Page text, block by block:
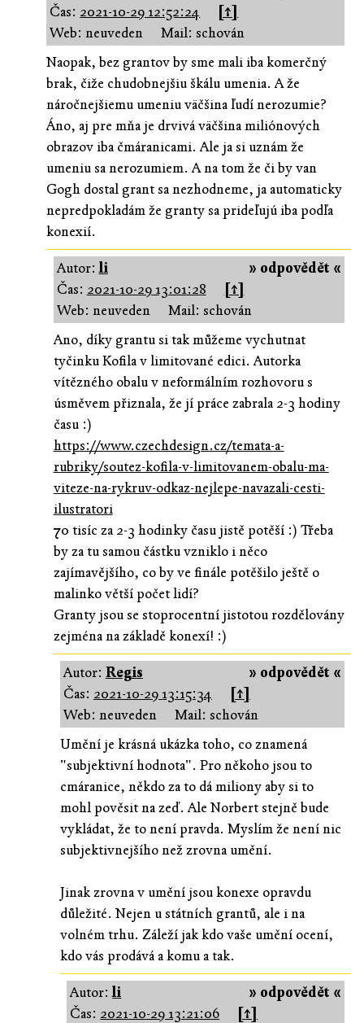
Čas: 2021-10-29 12:52:24
[↑]
Web: neuveden
Mail: schován
Naopak, bez grantov by sme mali iba komerčný
brak, čiže chudobnejšiu škálu umenia. A že
náročnejšiemu umeniu väčšina ľudí nerozumie?
Áno, aj pre mňa je drvivá väčšina miliónových
obrazov iba čmáranicami. Ale ja si uznám že
umeniu sa nerozumiem. A na tom že či by van
Gogh dostal grant sa nezhodneme, ja automaticky
nepredpokladám že granty sa prideľujú iba podľa
konexií.
» odpovědět «
Autor:li
Čas: 2021-10-29 13:01:28
[↑]
Web: neuveden
Mail: schován
Ano, díky grantu si tak můžeme vychutnat
tyčinku Kofila v limitované edici. Autorka
vítězného obalu v neformálním rozhovoru s
úsměvem přiznala, že jí práce zabrala 2-3 hodiny
času :)
https://www.czechdesign.cz/temata-a-
rubriky/soutez-kofila-v-limitovanem-obalu-ma-
viteze-na-rykruv-odkaz-nejlepe-navazali-cesti-
ilustratori
70 tisíc za 2-3 hodinky času jistě potěší :) Třeba
by za tu samou částku vzniklo i něco
zajímavějšího, co by ve finále potěšilo ještě o
malinko větší počet lidí?
Granty jsou se stoprocentní jistotou rozdělovány
zejména na základě konexí! :)
» odpovědět «
Autor: Regis
Čas: 2021-10-29 13:15:34
[↑]
Web: neuveden
Mail: schován
Umění je krásná ukázka toho, co znamená
"subjektivní hodnota". Pro někoho jsou to
cmáranice, někdo za to dá miliony aby si to
mohl pověsit na zeď. Ale Norbert stejně bude
vykládat, že to není pravda. Myslím že není nic
subjektivnejšího než zrovna umění.
Jinak zrovna v umění jsou konexe opravdu
důležité. Nejen u státních grantů, ale i na
volném trhu. Záleží jak kdo vaše umění ocení,
kdo vás prodává a komu a tak.
» odpovědět «
Autor:li
Čas: 2021-10-29 13:21:06
[↑]